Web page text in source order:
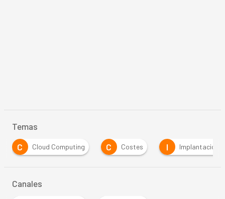
Temas
Cloud Computing C Costes I Implantación
Canales